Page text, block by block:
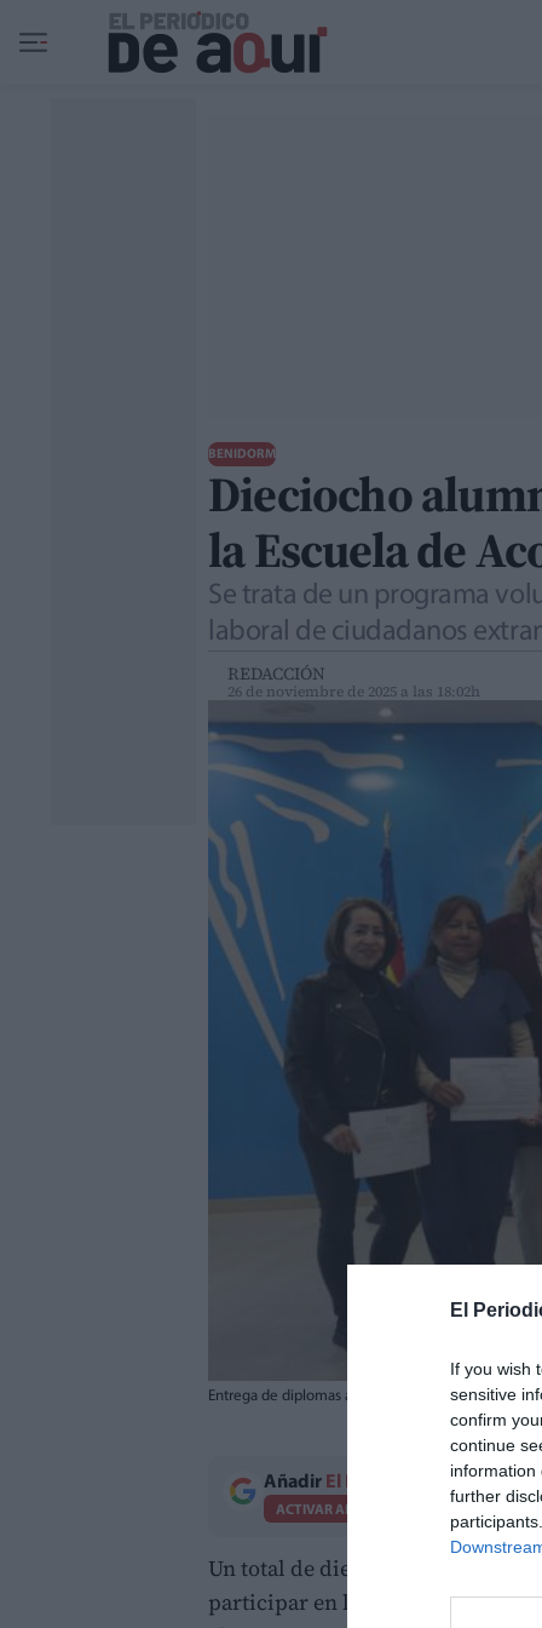
El
If you wish
sensitive
confirm
continue
information
further
Ir al contenido principal
BENIDORM
Dieciocho
la Escuela de
Se trata de un programa
laboral de ciudadanos
REDACCIÓN
26 de noviembre de 2025 a las 18:02h
Entrega de diplomas a los alumnos de la Escuela
Añadir El Periodico de Aquí
ACTIVAR AHORA
Un total de dieciocho personas
participar en la Escuela de